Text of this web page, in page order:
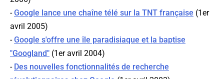
-Google lance une chaîne télé sur la TNT française (1er
avril 2005)
-Google s'offre une île paradisiaque et la baptise
"Googland" (1er avril 2004)
- Des nouvelles fonctionnalités de recherche